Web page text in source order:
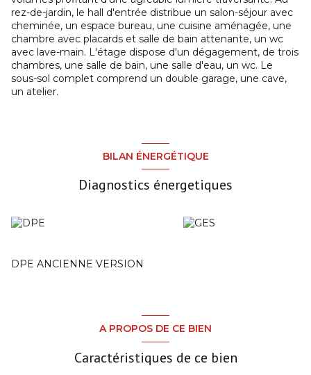
rez-de-jardin, le hall d'entrée distribue un salon-séjour avec
cheminée, un espace bureau, une cuisine aménagée, une
chambre avec placards et salle de bain attenante, un wc
avec lave-main. L'étage dispose d'un dégagement, de trois
chambres, une salle de bain, une salle d'eau, un wc. Le
sous-sol complet comprend un double garage, une cave,
un atelier.
BILAN ÉNERGÉTIQUE
Diagnostics énergetiques
DPE ANCIENNE VERSION
A PROPOS DE CE BIEN
Caractéristiques de ce bien